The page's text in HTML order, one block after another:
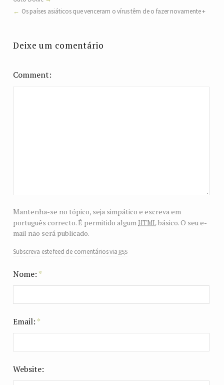
Os países asiáticos que venceram o vírus têm de o fazer novamente +
Deixe um comentário
Comment
Mantenha-se no tópico, seja simpático e escreva em
português correcto. É permitido algum htmlbásico. O seu e-
mail não será publicado.
Subscreva este feed de comentários via rss
Nome: *
Email: *
Website: